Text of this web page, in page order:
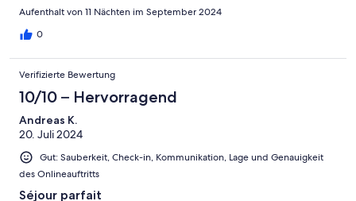
Aufenthalt von 11 Nächten im September 2024
0
Verifizierte Bewertung
10/10 – Hervorragend
Andreas K.
20. Juli 2024
Gut: Sauberkeit, Check-in, Kommunikation, Lage und Genauigkeit
des Onlineauftritts
Séjour parfait